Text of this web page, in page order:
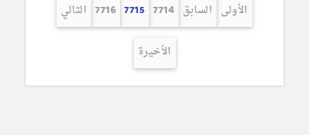
الأولى السابق 7714
7715
7716 التالي
الأخيرة